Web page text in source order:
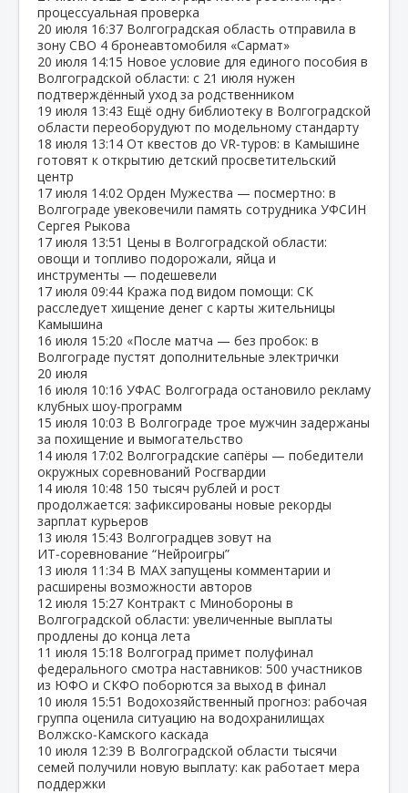
процессуальная проверка
20 июля 16:37 Волгоградская область отправила в
зону СВО 4 бронеавтомобиля «Сармат»
20 июля 14:15 Новое условие для единого пособия в
Волгоградской области: с 21 июля нужен
подтверждённый уход за родственником
19 июля 13:43 Ещё одну библиотеку в Волгоградской
области переоборудуют по модельному стандарту
18 июля 13:14 От квестов до VR‑туров: в Камышине
готовят к открытию детский просветительский
центр
17 июля 14:02 Орден Мужества — посмертно: в
Волгограде увековечили память сотрудника УФСИН
Сергея Рыкова
17 июля 13:51 Цены в Волгоградской области:
овощи и топливо подорожали, яйца и
инструменты — подешевели
17 июля 09:44 Кража под видом помощи: СК
расследует хищение денег с карты жительницы
Камышина
16 июля 15:20 «После матча — без пробок: в
Волгограде пустят дополнительные электрички
20 июля
16 июля 10:16 УФАС Волгограда остановило рекламу
клубных шоу‑программ
15 июля 10:03 В Волгограде трое мужчин задержаны
за похищение и вымогательство
14 июля 17:02 Волгоградские сапёры — победители
окружных соревнований Росгвардии
14 июля 10:48 150 тысяч рублей и рост
продолжается: зафиксированы новые рекорды
зарплат курьеров
13 июля 15:43 Волгоградцев зовут на
ИТ‑соревнование “Нейроигры”
13 июля 11:34 В МАХ запущены комментарии и
расширены возможности авторов
12 июля 15:27 Контракт с Минобороны в
Волгоградской области: увеличенные выплаты
продлены до конца лета
11 июля 15:18 Волгоград примет полуфинал
федерального смотра наставников: 500 участников
из ЮФО и СКФО поборются за выход в финал
10 июля 15:51 Водохозяйственный прогноз: рабочая
группа оценила ситуацию на водохранилищах
Волжско‑Камского каскада
10 июля 12:39 В Волгоградской области тысячи
семей получили новую выплату: как работает мера
поддержки